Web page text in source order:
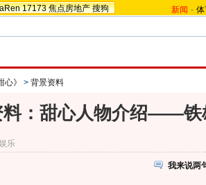
17173 焦点房地产 搜狗 新闻 -
心》 > 背景资料
料：甜心人物介绍——铁
乐
我来说两